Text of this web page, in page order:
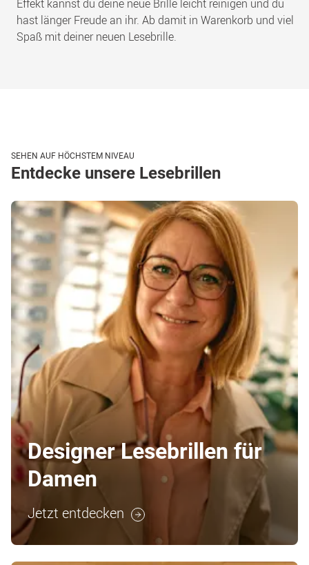
Effekt kannst du deine neue Brille leicht reinigen und du
hast länger Freude an ihr. Ab damit in Warenkorb und viel
Spaß mit deiner neuen Lesebrille.
SEHEN AUF HÖCHSTEM NIVEAU
Entdecke unsere Lesebrillen
Designer Lesebrillen für
Damen
Jetzt entdecken